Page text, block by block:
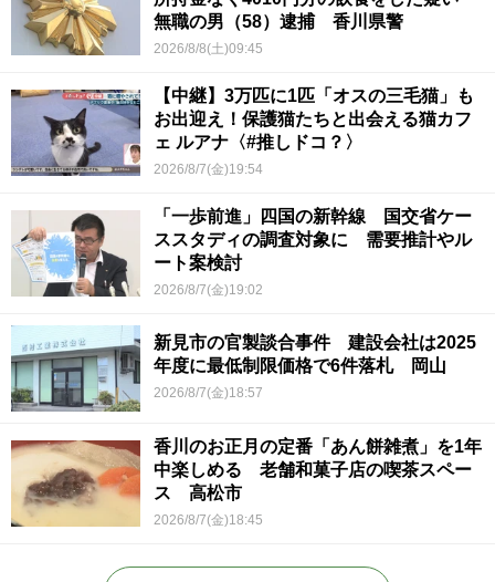
無職の男（58）逮捕 香川県警
2026/8/8(土)09:45
【中継】3万匹に1匹「オスの三毛猫」も
お出迎え！保護猫たちと出会える猫カフ
ェ ルアナ〈#推しドコ？〉
2026/8/7(金)19:54
「一歩前進」四国の新幹線 国交省ケー
ススタディの調査対象に 需要推計やル
ート案検討
2026/8/7(金)19:02
新見市の官製談合事件 建設会社は2025
年度に最低制限価格で6件落札 岡山
2026/8/7(金)18:57
香川のお正月の定番「あん餅雑煮」を1年
中楽しめる 老舗和菓子店の喫茶スペー
ス 高松市
2026/8/7(金)18:45